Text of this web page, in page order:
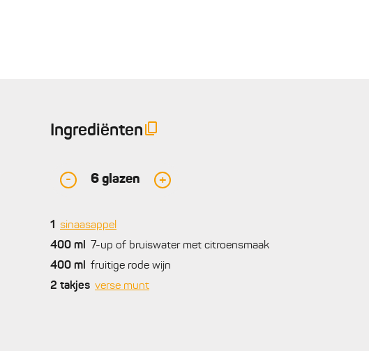
Ingrediënten
- 6 glazen +
1
sinaasappel
400 ml
7-up of bruiswater met citroensmaak
400 ml
fruitige rode wijn
2 takjes verse munt